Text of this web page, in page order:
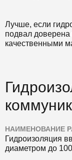
Лучше, если
подвал
качественными
НАИМЕНОВАНИЕ
Гидроизоляция
диаметром до